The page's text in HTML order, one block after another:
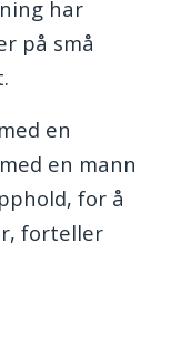
har
på små
en
en mann
for å
forteller